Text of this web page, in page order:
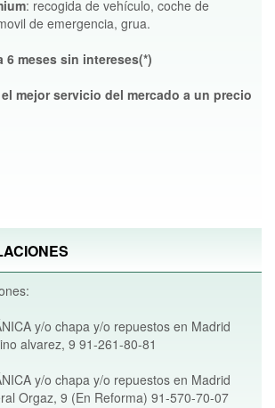
: recogida de vehículo, coche de
de emergencia, grua.
6 meses sin intereses(*)
mejor servicio del mercado a un precio
y/o chapa y/o repuestos en Madrid
alvarez, 9 91-261-80-81
y/o chapa y/o repuestos en Madrid
Orgaz, 9 (En Reforma) 91-570-70-07